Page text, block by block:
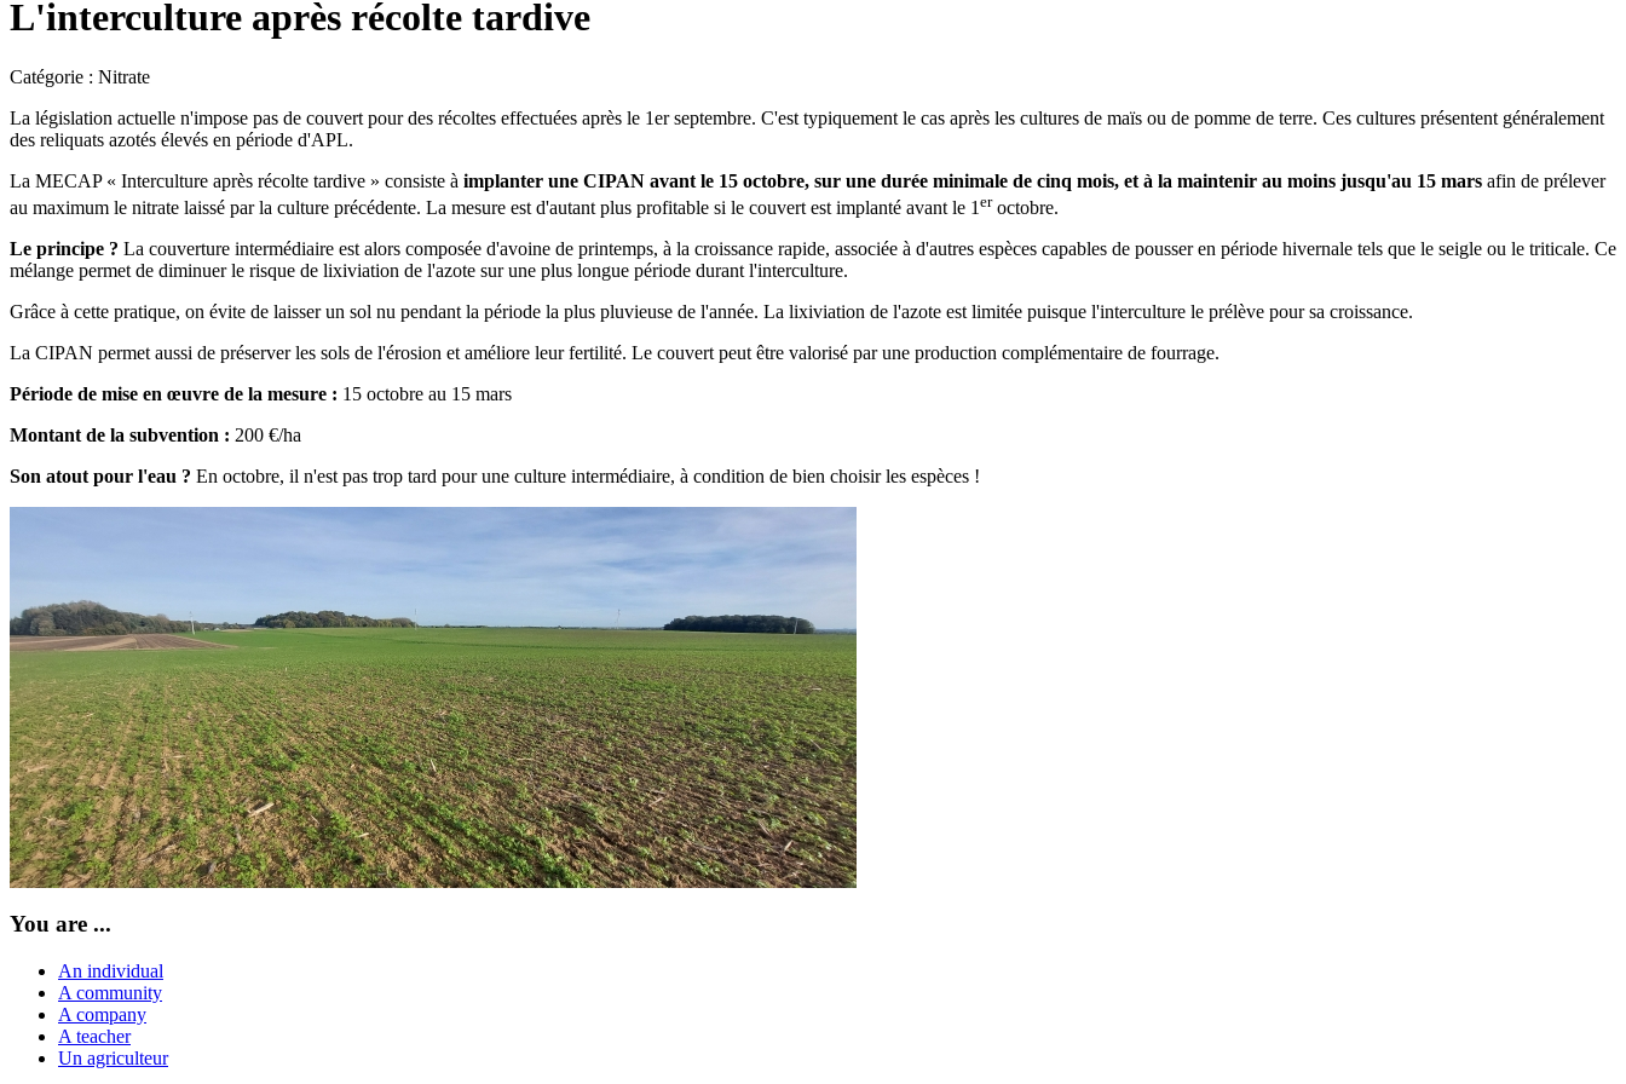
L'interculture après récolte tardive
Catégorie : Nitrate
La législation actuelle n'impose pas de couvert pour des récoltes effectuées après le 1er septembre. C'est typiquement le cas après les cultures de maïs ou de pomme de terre. Ces cultures présentent généralement
des reliquats azotés élevés en période d'APL.
La MECAP « Interculture après récolte tardive » consiste à implanter une CIPAN avant le 15 octobre, sur une durée minimale de cinq mois, et à la maintenir au moins jusqu'au 15 mars afin de prélever
au maximum le nitrate laissé par la culture précédente. La mesure est d'autant plus profitable si le couvert est implanté avant le 1 eroctobre.
Le principe ? La couverture intermédiaire est alors composée d'avoine de printemps, à la croissance rapide, associée à d'autres espèces capables de pousser en période hivernale tels que le seigle ou le triticale. Ce
mélange permet de diminuer le risque de lixiviation de l'azote sur une plus longue période durant l'interculture.
Grâce à cette pratique, on évite de laisser un sol nu pendant la période la plus pluvieuse de l'année. La lixiviation de l'azote est limitée puisque l'interculture le prélève pour sa croissance.
La CIPAN permet aussi de préserver les sols de l'érosion et améliore leur fertilité. Le couvert peut être valorisé par une production complémentaire de fourrage.
Période de mise en œuvre de la mesure : 15 octobre au 15 mars
Montant de la subvention : 200 €/ha
Son atout pour l'eau ? En octobre, il n'est pas trop tard pour une culture intermédiaire, à condition de bien choisir les espèces !
You are ...
An individual
A community
A company
A teacher
Un agriculteur